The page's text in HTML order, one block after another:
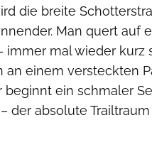
die breite
Man quert auf
immer mal wieder kurz
einem versteckten
beginnt ein schmaler
der absolute